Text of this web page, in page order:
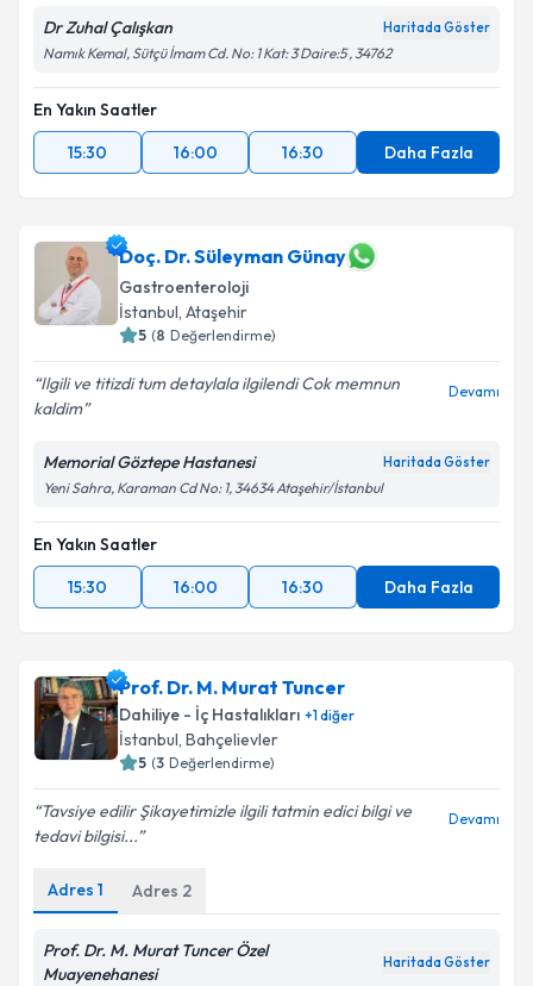
Dr Zuhal Çalışkan Haritada Göster
Namık Kemal, Sütçü İmam Cd. No: 1 Kat: 3 Daire:5 , 34762
En Yakın Saatler
15:30
16:00 16:30 Daha Fazla
Doç. Dr. Süleyman Günay
Gastroenteroloji
İstanbul, Ataşehir
5 (8 Değerlendirme)
Ilgili ve titizdi tum detaylala ilgilendi Cok memnun
kaldim
Devamı
Memorial Göztepe Hastanesi Haritada Göster
Yeni Sahra, Karaman Cd No: 1, 34634 Ataşehir/İstanbul
En Yakın Saatler
15:30
16:00 16:30 Daha Fazla
Prof. Dr. M. Murat Tuncer
Dahiliye - İç Hastalıkları +1diğer
İstanbul, Bahçelievler
5 (3 Değerlendirme)
Tavsiye edilir Şikayetimizle ilgili tatmin edici bilgi ve
tedavi bilgisi...
Devamı
Adres 1 Adres 2
Prof. Dr. M. Murat Tuncer Özel
Muayenehanesi
Haritada Göster